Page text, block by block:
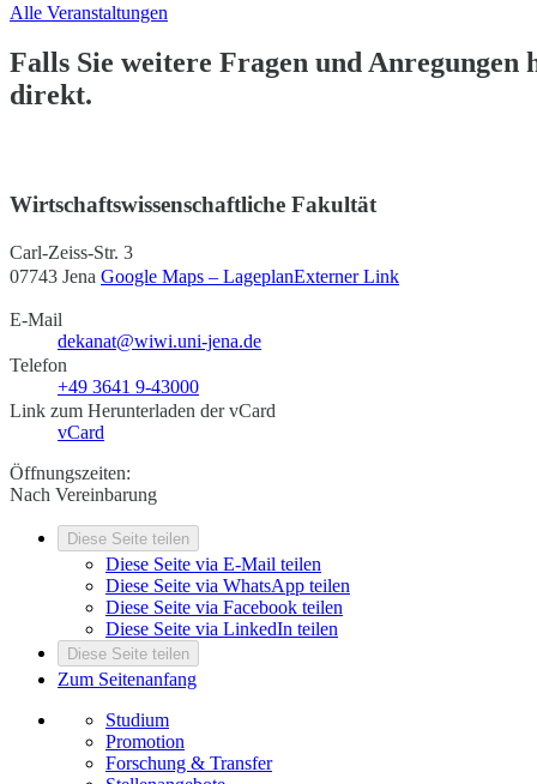
Alle Veranstaltungen
Falls Sie weitere Fragen und Anregungen
direkt.
Wirtschaftswissenschaftliche Fakultät
Carl-Zeiss-Str. 3
07743 Jena Google Maps – LageplanExterner Link
E-Mail
dekanat@wiwi.uni-jena.de
Telefon
+49 3641 9-43000
Link zum Herunterladen der vCard
vCard
Öffnungszeiten:
Nach Vereinbarung
Diese Seite teilen
Diese Seite via E-Mail teilen
Diese Seite via WhatsApp teilen
Diese Seite via Facebook teilen
Diese Seite via LinkedIn teilen
Diese Seite teilen
Zum Seitenanfang
Studium
Promotion
Forschung & Transfer